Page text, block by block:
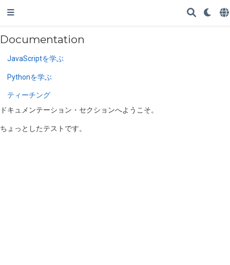
Documentation
JavaScriptを学ぶ
Pythonを学ぶ
ティーチング
ドキュメンテーション・セクションへようこそ。
ちょっとしたテストです。